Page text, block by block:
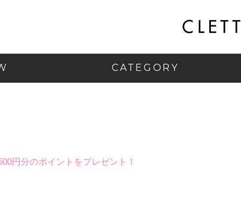
CATEGORY
円分のポイントをプレゼント！